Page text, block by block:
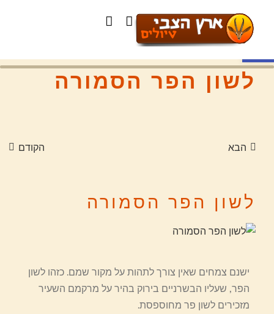
לשון הפר הסמורה
הקודם הבא
לשון הפר הסמורה
ישנם צמחים שאין צורך לתהות על מקור שמם. כזהו לשון
הפר, שעליו הבשרניים בירוק בהיר על מרקמם השעיר
מזכירים לשון פר מחוספסת.
פתח סרגל נגישות